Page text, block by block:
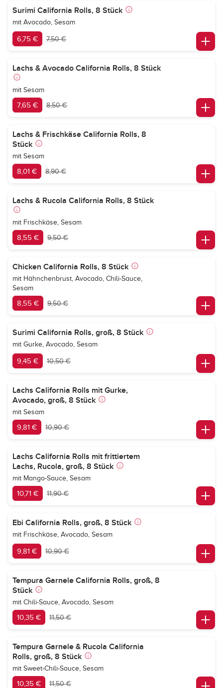
Surimi California Rolls, 8 Stück
mit Avocado, Sesam
6,75 € 7,50 €
Lachs & Avocado California Rolls, 8 Stück
mit Sesam
7,65 € 8,50 €
Lachs & Frischkäse California Rolls, 8
Stück
mit Sesam
8,01 € 8,90 €
Lachs & Rucola California Rolls, 8 Stück
mit Frischkäse, Sesam
8,55 € 9,50 €
Chicken California Rolls, 8 Stück
mit Hähnchenbrust, Avocado, Chili-Sauce,
Sesam
8,55 € 9,50 €
Surimi California Rolls, groß, 8 Stück
mit Gurke, Avocado, Sesam
9,45 € 10,50 €
Lachs California Rolls mit Gurke,
Avocado, groß, 8 Stück
mit Sesam
9,81 € 10,90 €
Lachs California Rolls mit frittiertem
Lachs, Rucola, groß, 8 Stück
mit Mango-Sauce, Sesam
10,71 € 11,90 €
Ebi California Rolls, groß, 8 Stück
mit Frischkäse, Avocado, Sesam
9,81 € 10,90 €
Tempura Garnele California Rolls, groß, 8
Stück
mit Chili-Sauce, Avocado, Sesam
10,35 € 11,50 €
Tempura Garnele & Rucola California
Rolls, groß, 8 Stück
mit Sweet-Chili-Sauce, Sesam
10,35 € 11,50 €